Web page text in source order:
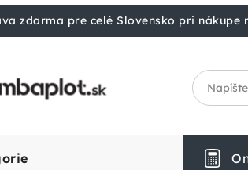
zdarma pre celé Slovensko pri nákupe